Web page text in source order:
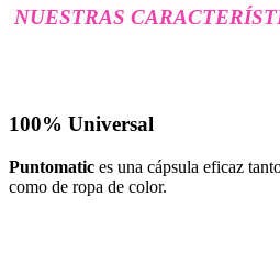
NUESTRAS
100% Universal
Puntomatic es una cápsula eficaz
como de ropa de color.